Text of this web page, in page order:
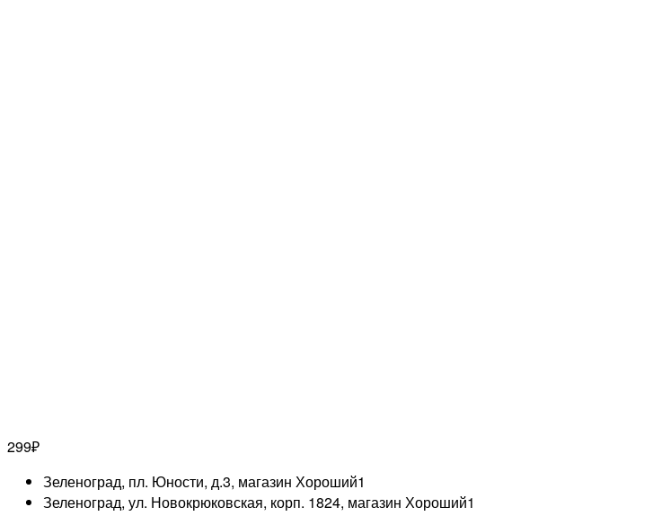
299₽
Зеленоград, пл. Юности, д.3, магазин Хороший1
Зеленоград, ул. Новокрюковская, корп. 1824, магазин Хороший1